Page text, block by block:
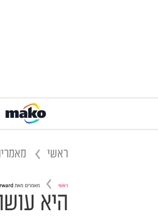
ראשי
ראשי מאמרים מאת
היא